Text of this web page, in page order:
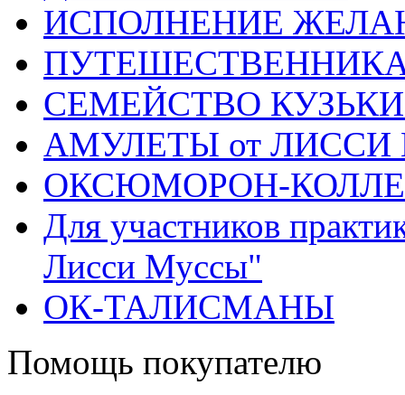
ИСПОЛНЕНИЕ
СЕМЕЙСТВО
АМУЛЕТЫ от
ОКСЮМОРОН-
Для участников
Лисси Муссы"
ОК-ТАЛИСМАНЫ
Помощь покупателю